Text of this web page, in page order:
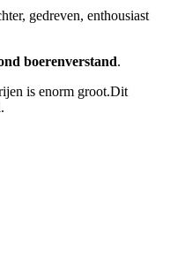
gedreven, enthousiast
boerenverstand.
is enorm groot.Dit
gelegen woning dan zij
uw woonboerderij.